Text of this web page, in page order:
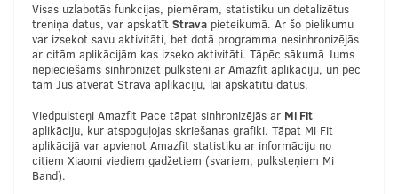
Visas uzlabotās funkcijas, piemēram, statistiku un detalizētus
treniņa datus, var apskatīt Strava pieteikumā. Ar šo pielikumu
var izsekot savu aktivitāti, bet dotā programma nesinhronizējās
ar citām aplikācijām kas izseko aktivitāti. Tāpēc sākumā Jums
nepieciešams sinhronizēt pulksteni ar Amazfit aplikāciju, un pēc
tam Jūs atverat Strava aplikāciju, lai apskatītu datus.
Viedpulsteņi Amazfit Pace tāpat sinhronizējās ar Mi Fit
aplikāciju, kur atspoguļojas skriešanas grafiki. Tāpat Mi Fit
aplikācijā var apvienot Amazfit statistiku ar informāciju no
citiem Xiaomi viediem gadžetiem (svariem, pulksteņiem Mi
Band).